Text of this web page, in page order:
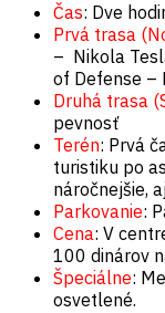
Čas: Dve
Prvá trasa
– Nikola
of Defense –
Druhá trasa
pevnosť
Terén: Prvá
turistiku po
náročnejšie,
Parkovanie:
Cena: V
100 dinárov
Špeciálne:
osvetlené.